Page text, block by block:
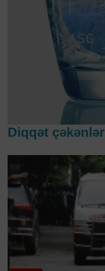
Diqqət çəkənlər